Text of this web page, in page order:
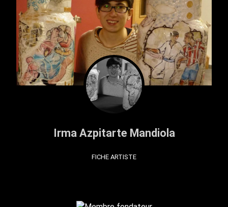
Irma Azpitarte Mandiola
FICHE ARTISTE